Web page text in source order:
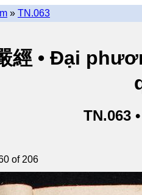
» TN.063
經 • Đại
TN.063
of 206